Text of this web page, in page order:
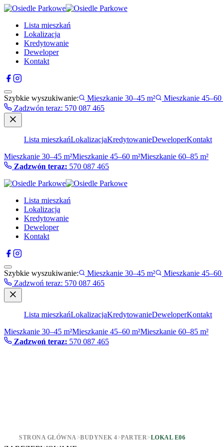
Lista mieszkań
Lokalizacja
Kredytowanie
Deweloper
Kontakt
Szybkie wyszukiwanie: Mieszkanie 30–45 m²
Mieszkanie 45–60
Zadzwón teraz: 570 087 465
Lista mieszkańLokalizacjaKredytowanieDeweloperKontakt
Mieszkanie 30–45 m²Mieszkanie 45–60 m²Mieszkanie 60–85 m²
Zadzwón teraz: 570 087 465
Lista mieszkań
Lokalizacja
Kredytowanie
Deweloper
Kontakt
Szybkie wyszukiwanie: Mieszkanie 30–45 m²
Mieszkanie 45–60
Zadzwoń teraz: 570 087 465
Lista mieszkańLokalizacjaKredytowanieDeweloperKontakt
Mieszkanie 30–45 m²Mieszkanie 45–60 m²Mieszkanie 60–85 m²
Zadzwoń teraz: 570 087 465
STRONA GŁÓWNA>BUDYNEK 4>PARTER>LOKAL E06